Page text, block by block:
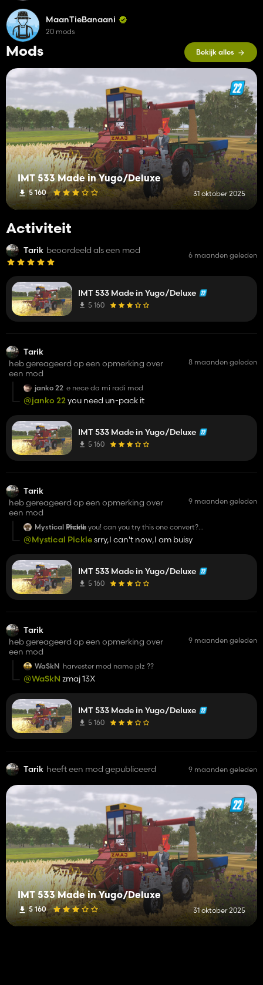
Mods Bekijk alles
IMT 533 Made in Yugo/Deluxe
5 160 31 oktober 2025
Activiteit
Tarik beoordeeld als een mod 6 maanden geleden
IMT 533 Made in Yugo/Deluxe
5 160
Tarik
heb gereageerd op een opmerking over
een mod
8 maanden geleden
janko 22 e nece da mi radi mod
@janko 22you need un-pack it
IMT 533 Made in Yugo/Deluxe
5 160
Tarik
heb gereageerd op een opmerking over
een mod
9 maanden geleden
Mystical Picklethank you! can you try this one convert?
https://www.kingmods.net/en/fs19/mods/11000/imt-
565p-standard
@Mystical Picklesrry,I can't now,I am buisy
IMT 533 Made in Yugo/Deluxe
5 160
Tarik
heb gereageerd op een opmerking over
een mod
9 maanden geleden
WaSkN harvester mod name plz ??
@WaSkN zmaj 13X
IMT 533 Made in Yugo/Deluxe
5 160
Tarik heeft een mod gepubliceerd 9 maanden geleden
IMT 533 Made in Yugo/Deluxe
5 160 31 oktober 2025
MaanTieBanaani
20 mods